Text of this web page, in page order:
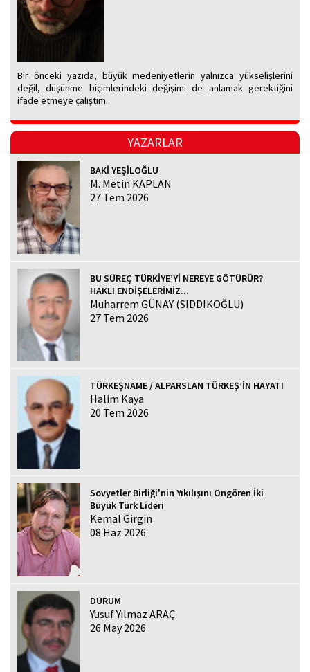
Bir önceki yazıda, büyük medeniyetlerin yalnızca yükselişlerini
değil, düşünme biçimlerindeki değişimi de anlamak gerektiğini
ifade etmeye çalıştım.
YAZARLAR
BAKİ YEŞİLOĞLU
M. Metin KAPLAN
27 Tem 2026
BU SÜREÇ TÜRKİYE’Yİ NEREYE GÖTÜRÜR?
HAKLI ENDİŞELERİMİZ...
Muharrem GÜNAY (SIDDIKOĞLU)
27 Tem 2026
TÜRKEŞNAME / ALPARSLAN TÜRKEŞ’İN HAYATI
Halim Kaya
20 Tem 2026
Sovyetler Birliği'nin Yıkılışını Öngören İki
Büyük Türk Lideri
Kemal Girgin
08 Haz 2026
DURUM
Yusuf Yılmaz ARAÇ
26 May 2026